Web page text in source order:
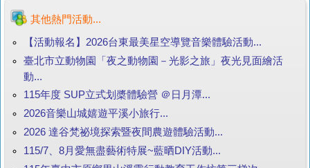
其他熱門活動...
【活動報名】2026台東最美星空導覽音樂體驗活動...
臺北市立動物園「夜之動物園－光影之旅」夜光見面繪活
動...
115年度 SUP立式划槳體驗營 ＠日月潭...
2026音樂山城嬉遊平溪小旅行...
2026 達谷梵祕境探索暨夜間農遊體驗活動...
115/7、8月愛無盡藝術特展~藍晒DIY活動...